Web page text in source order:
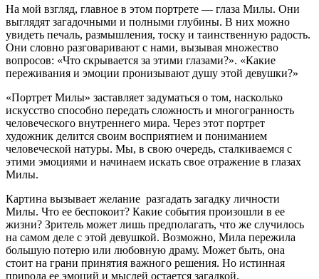
На мой взгляд, главное в этом портрете — глаза Милы. Они
выглядят загадочными и полными глубины. В них можно
увидеть печаль, размышления, тоску и таинственную радость.
Они словно разговаривают с нами, вызывая множество
вопросов: «Что скрывается за этими глазами?». «Какие
переживания и эмоции пронизывают душу этой девушки?»
«Портрет Милы» заставляет задуматься о том, насколько
искусство способно передать сложность и многогранность
человеческого внутреннего мира. Через этот портрет
художник делится своим восприятием и пониманием
человеческой натуры. Мы, в свою очередь, сталкиваемся с
этими эмоциями и начинаем искать свое отражение в глазах
Милы.
Картина вызывает желание разгадать загадку личности
Милы. Что ее беспокоит? Какие события произошли в ее
жизни? Зритель может лишь предполагать, что же случилось
на самом деле с этой девушкой. Возможно, Мила пережила
большую потерю или любовную драму. Может быть, она
стоит на грани принятия важного решения. Но истинная
природа ее эмоций и мыслей остается загадкой.